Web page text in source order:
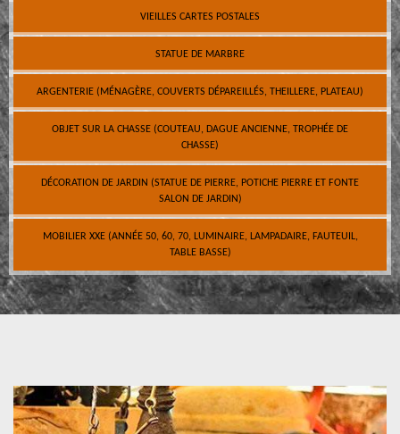
VIEILLES CARTES POSTALES
STATUE DE MARBRE
ARGENTERIE (MÉNAGÈRE, COUVERTS DÉPAREILLÉS, THEILLERE, PLATEAU)
OBJET SUR LA CHASSE (COUTEAU, DAGUE ANCIENNE, TROPHÉE DE
CHASSE)
DÉCORATION DE JARDIN (STATUE DE PIERRE, POTICHE PIERRE ET FONTE
SALON DE JARDIN)
MOBILIER XXE (ANNÉE 50, 60, 70, LUMINAIRE, LAMPADAIRE, FAUTEUIL,
TABLE BASSE)